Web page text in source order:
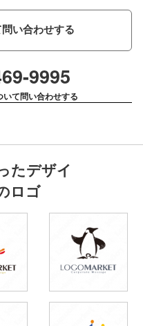
い合わせする
9995
て問い合わせする
たデザイ
ロゴ